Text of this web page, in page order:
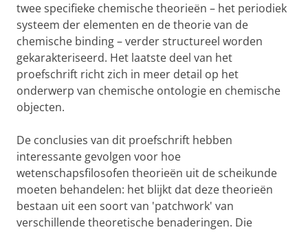
twee specifieke chemische theorieën – het periodiek
systeem der elementen en de theorie van de
chemische binding – verder structureel worden
gekarakteriseerd. Het laatste deel van het
proefschrift richt zich in meer detail op het
onderwerp van chemische ontologie en chemische
objecten.
De conclusies van dit proefschrift hebben
interessante gevolgen voor hoe
wetenschapsfilosofen theorieën uit de scheikunde
moeten behandelen: het blijkt dat deze theorieën
bestaan uit een soort van 'patchwork' van
verschillende theoretische benaderingen. Die